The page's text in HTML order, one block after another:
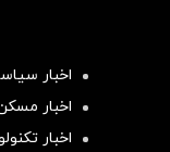
اخبار
اخبار
اخبار